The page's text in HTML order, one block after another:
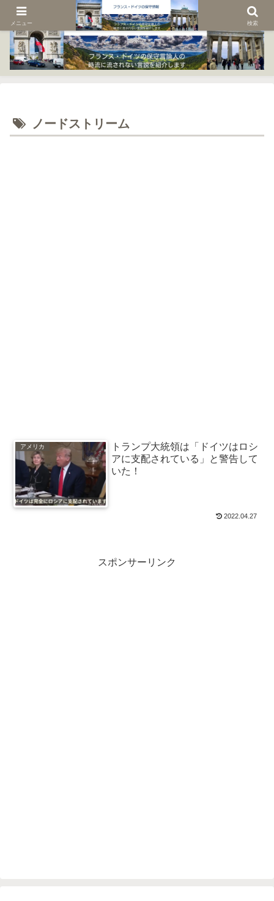
ノードストリーム
アメリカ
トランプ大統領は「ドイツはロシ
アに支配されている」と警告して
いた！
2022.04.27
スポンサーリンク
メニュー 検索